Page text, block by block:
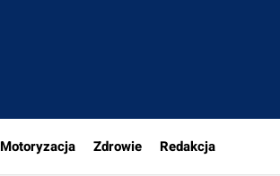
Motoryzacja Zdrowie Redakcja